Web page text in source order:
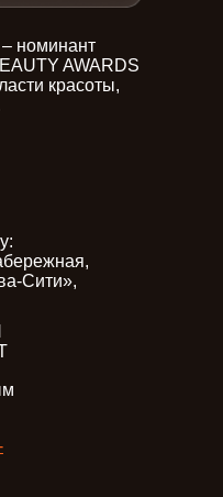
номинант
AWARDS
красоты,
Сити»,